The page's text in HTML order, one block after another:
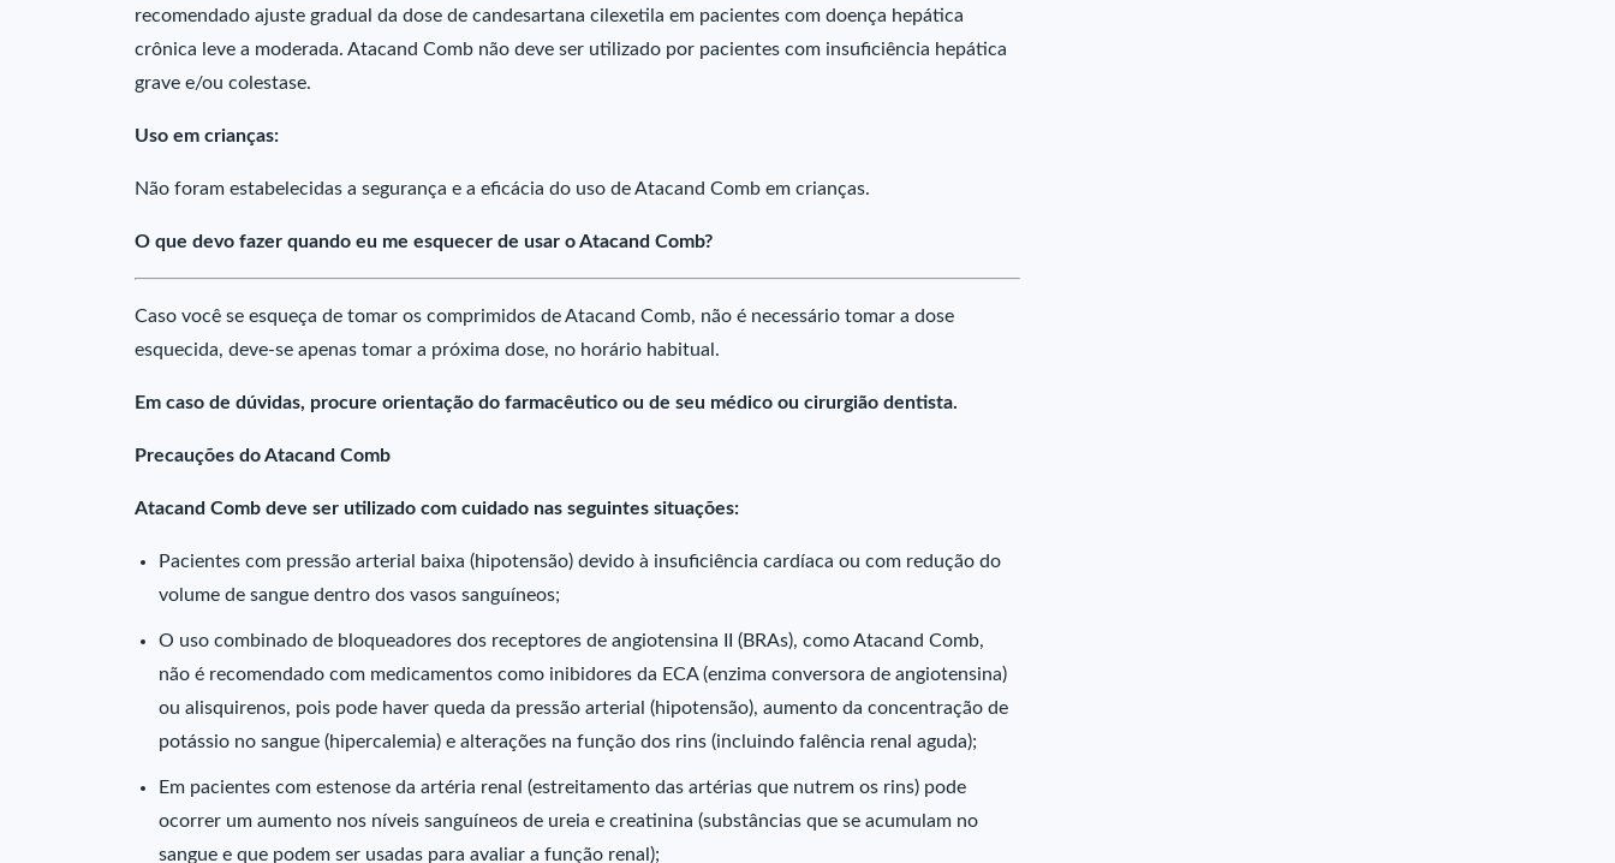
recomendado ajuste gradual da dose de candesartana cilexetila em pacientes com doença hepática
crônica leve a moderada. Atacand Comb não deve ser utilizado por pacientes com insuficiência hepática
grave e/ou colestase.
Uso em crianças:
Não foram estabelecidas a segurança e a eficácia do uso de Atacand Comb em crianças.
O que devo fazer quando eu me esquecer de usar o Atacand Comb?
Caso você se esqueça de tomar os comprimidos de Atacand Comb, não é necessário tomar a dose
esquecida, deve-se apenas tomar a próxima dose, no horário habitual.
Em caso de dúvidas, procure orientação do farmacêutico ou de seu médico ou cirurgião dentista.
Precauções do Atacand Comb
Atacand Comb deve ser utilizado com cuidado nas seguintes situações:
Pacientes com pressão arterial baixa (hipotensão) devido à insuficiência cardíaca ou com redução do
volume de sangue dentro dos vasos sanguíneos;
O uso combinado de bloqueadores dos receptores de angiotensina II (BRAs), como Atacand Comb,
não é recomendado com medicamentos como inibidores da ECA (enzima conversora de angiotensina)
ou alisquirenos, pois pode haver queda da pressão arterial (hipotensão), aumento da concentração de
potássio no sangue (hipercalemia) e alterações na função dos rins (incluindo falência renal aguda);
Em pacientes com estenose da artéria renal (estreitamento das artérias que nutrem os rins) pode
ocorrer um aumento nos níveis sanguíneos de ureia e creatinina (substâncias que se acumulam no
sangue e que podem ser usadas para avaliar a função renal);